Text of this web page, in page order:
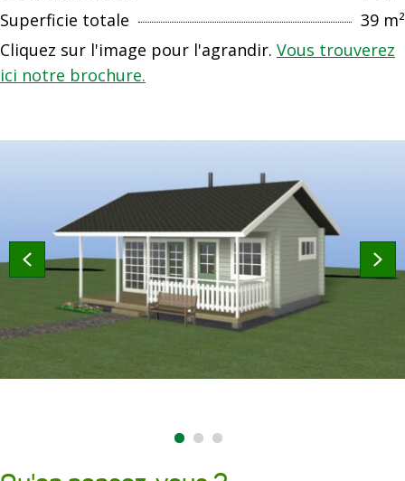
Superficie totale
39 m²
Cliquez sur l'image pour l'agrandir. Vous trouverez
ici notre brochure.